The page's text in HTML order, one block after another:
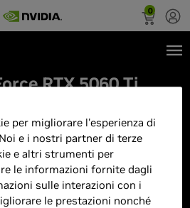
0
RTX 5060 Ti
128 bit, PCI-E
Frequenza del
1 x HDMI,
OC-16GD
per migliorare l'esperienza di
e i nostri partner di terze
e altri strumenti per
le informazioni fornite dagli
sulle interazioni con i
le prestazioni nonché